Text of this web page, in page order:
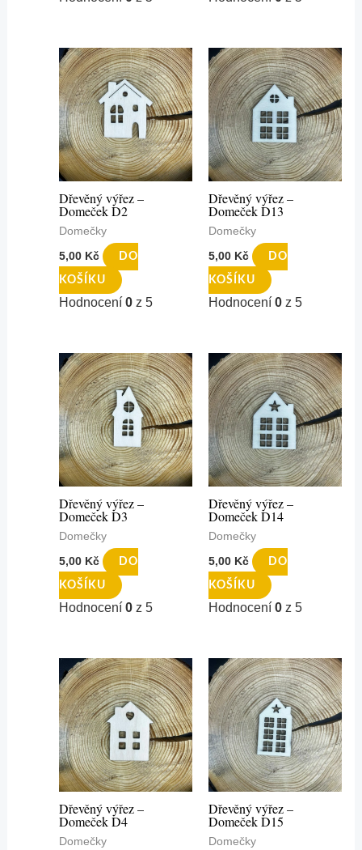
Dřevěný výřez –
Domeček D2
Domečky
5,00 Kč DO
KOŠÍKU
Hodnocení 0z 5
Dřevěný výřez –
Domeček D13
Domečky
5,00 Kč DO
KOŠÍKU
Hodnocení 0 z 5
Dřevěný výřez –
Domeček D3
Domečky
5,00 Kč DO
KOŠÍKU
Hodnocení 0z 5
Dřevěný výřez –
Domeček D14
Domečky
5,00 Kč DO
KOŠÍKU
Hodnocení 0 z 5
Dřevěný výřez –
Domeček D4
Domečky
Dřevěný výřez –
Domeček D15
Domečky